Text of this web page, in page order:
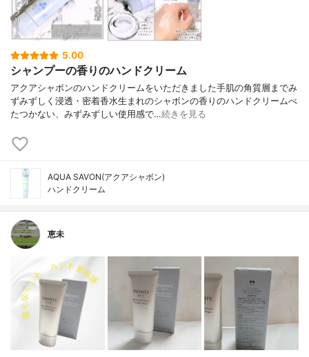
5.00
シャンプーの香りのハンドクリーム
アクアシャボンのハンドクリームをいただきました手肌の角質層までみ
ずみずしく浸透・密着香水生まれのシャボンの香りのハンドクリームべ
たつかない、みずみずしい使用感で…続きを見る
AQUA SAVON(アクアシャボン)
ハンドクリーム
恵未